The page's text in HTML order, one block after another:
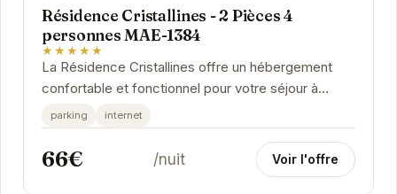
Résidence Cristallines - 2 Pièces 4
personnes MAE-1384
★★★★★
La Résidence Cristallines offre un hébergement
confortable et fonctionnel pour votre séjour à
Orcières. Située à proximité des commerces et...
parking internet
66€ /nuit Voir l'offre